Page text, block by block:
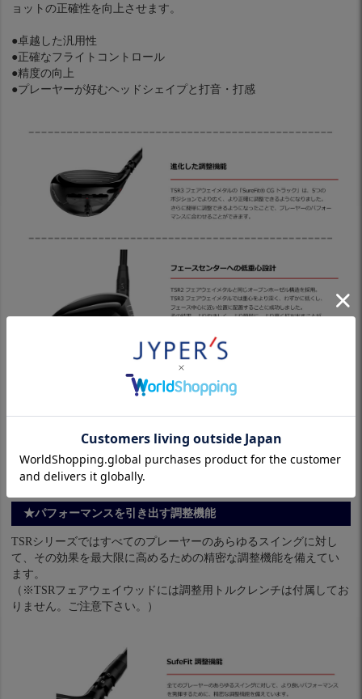
ョットの正確性を向上させます。
●卓越した汎用性
●正確なフライトコントロール
●精度の向上
●プレーヤーが好むヘッドシェイプと打音・打感
★パフォーマンスを引き出す調整機能
TSRシリーズではすべてのプレーヤーのあらゆるスイングに対し
て、その効果を最大限に高めるための精密な調整機能を備えてい
ます。
（※TSRフェアウェイウッドには調整用トルクレンチは付属してお
りません。ご注意下さい。）